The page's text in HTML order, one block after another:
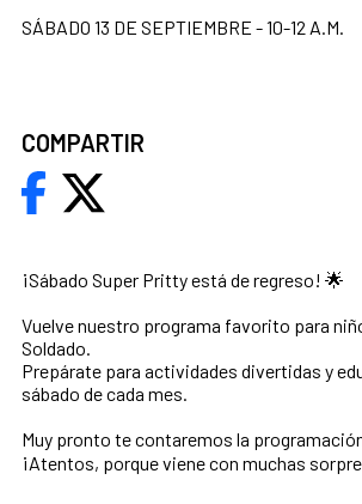
¡Sábado Super Pritty está de regreso! 🌟
Vuelve nuestro programa favorito para
Soldado.
Prepárate para actividades divertidas y
sábado de cada mes.
Muy pronto te contaremos la
¡Atentos, porque viene con muchas
SÁBADO 13 DE SEPTIEMBRE - 10-12 A.M.
COMPARTIR